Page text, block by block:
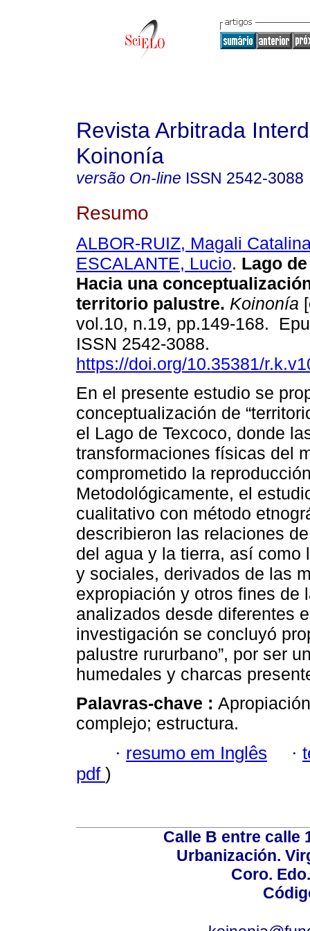
Revista Arbitrada
Koinonía
versão On-line ISSN 2542-3088
Resumo
ALBOR-RUIZ, Magali
ESCALANTE, Lucio. Lago
Hacia una
territorio palustre. Koinonía
vol.10, n.19, pp.149-168.
ISSN 2542-3088.
https://doi.org/10.35381/
En el presente estudio se
conceptualización de
el Lago de Texcoco, donde
transformaciones físicas del
comprometido la
Metodológicamente, el
cualitativo con método
describieron las relaciones
del agua y la tierra, así
y sociales, derivados de las
expropiación y otros fines de
analizados desde diferentes
investigación se concluyó
palustre rururbano”, por ser
humedales y charcas
Palavras-chave :
complejo; estructura.
· resumo em Inglês ·
pdf )
Calle B entre calle
Urbanización.
Coro.